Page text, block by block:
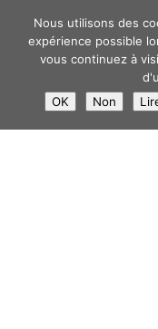
Nous utilisons des
expérience possible
vous continuez à
OK
Non